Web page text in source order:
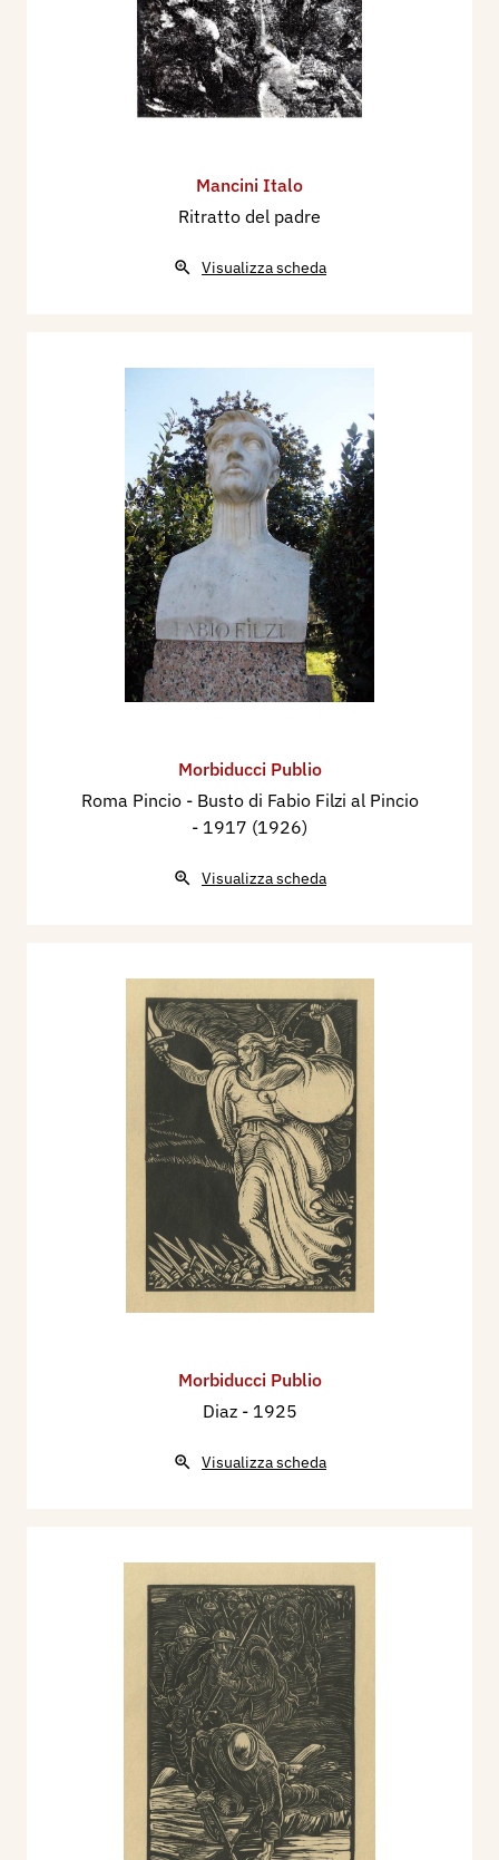
Mancini Italo
Ritratto del padre
Visualizza scheda
Morbiducci Publio
Roma Pincio - Busto di Fabio Filzi al Pincio
- 1917 (1926)
Visualizza scheda
Morbiducci Publio
Diaz - 1925
Visualizza scheda